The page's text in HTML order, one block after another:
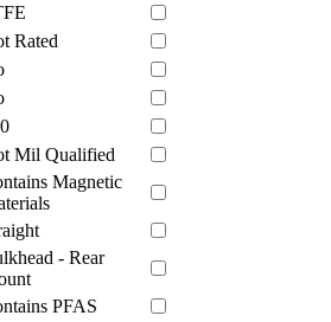
Rated
Mil Qualified
Magnetic
- Rear
PFAS